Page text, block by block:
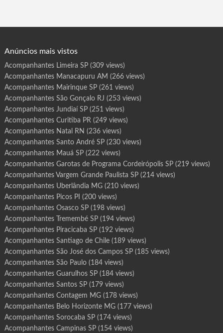
Anúncios mais vistos
Acompanhantes Limeira SP(309 views)
Acompanhantes Manacapuru AM (266 views)
Acompanhantes Mairinque SP(261 views)
Acompanhantes São Gonçalo RJ (253 views)
Acompanhantes Jundiaí SP(251 views)
Acompanhantes Curitiba PR(249 views)
Acompanhantes Natal RN (236 views)
Acompanhantes Santo André SP(230 views)
Acompanhantes Mauá SP(222 views)
Acompanhantes Garotas de Programa Cordeirópolis SP(219 views)
Acompanhantes Vargem Grande Paulista SP(214 views)
Acompanhantes Uberlândia MG(210 views)
Acompanhantes Picos PI (200 views)
Acompanhantes Osasco SP(198 views)
Acompanhantes Tremembé SP(194 views)
Acompanhantes Piracicaba SP(192 views)
Acompanhantes Santiago de Chile(189 views)
Acompanhantes São José dos Campos SP(185 views)
Acompanhantes São Paulo(184 views)
Acompanhantes Guarulhos SP(184 views)
Acompanhantes Santos SP(179 views)
Acompanhantes Contagem MG(178 views)
Acompanhantes Belo Horizonte MG(177 views)
Acompanhantes Sorocaba SP(174 views)
Acompanhantes Campinas SP(154 views)